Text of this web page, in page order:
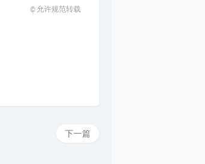
© 允许规范转载
下一篇